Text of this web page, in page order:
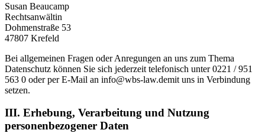
Susan Beaucamp
Rechtsanwältin
Dohmenstraße 53
47807 Krefeld
Bei allgemeinen Fragen oder Anregungen an uns zum Thema
Datenschutz können Sie sich jederzeit telefonisch unter 0221 / 951
563 0 oder per E-Mail an info@wbs-law.demit uns in Verbindung
setzen.
III. Erhebung, Verarbeitung und Nutzung
personenbezogener Daten